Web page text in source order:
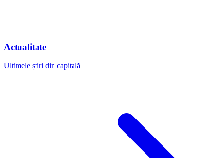
Actualitate
Ultimele știri din capitală